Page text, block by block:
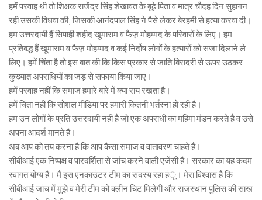
हमें परवाह थी तो शिक्षक राजेंद्र सिंह शेखावत के बूढ़े पिता व मात्र चौदह दिन सुहागन
रही उसकी विधवा की, जिसकी आनंदपाल सिंह ने पैसे लेकर बेरहमी से हत्या करवा दी।
हम उत्तरदायी हैं सिपाही शहीद खूमाराम व फैज़ मोहम्मद के परिवारों के लिए। हम
प्रतिबद्ध हैं खूमाराम व फैज़ मोहम्मद व कई निर्दोष लोगों के हत्यारों को सजा दिलाने ले
लिए। हमें चिंता है तो इस बात की कि किस प्रकार से जाति बिरादरी से ऊपर उठकर
कुख्यात अपराधियों का जड़ से सफाया किया जाए।
हमें परवाह नहीं कि समाज हमारे बारे में क्या राय रखता है।
हमें चिंता नहीं कि सोशल मीडिया पर हमारी कितनी भर्तस्ना हो रही है।
हम उन लोगों के प्रति उत्तरदायी नहीं है जो एक अपराधी का महिमा मंडन करते है व उसे
अपना आदर्श मानते हैं।
अब आप को तय करना है कि आप कैसा समाज व वातावरण चाहते हैं।
सीबीआई एक निष्पक्ष व पारदर्शिता से जांच करने वाली एजेंसी हैं। सरकार का यह कदम
स्वागत योग्य है। मैं इस एनकाउंटर टीम का सदस्य रहा हंू। मेरा विश्वास है कि
सीबीआई जांच में मुझे व मेरी टीम को क्लीन चिट मिलेगी और राजस्थान पुलिस की साख